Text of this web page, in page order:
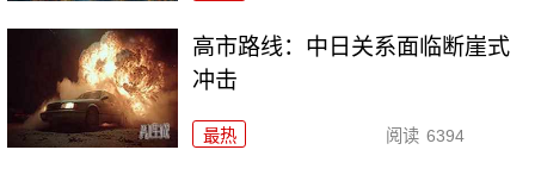
高市路线：中日关系面临断崖式
冲击
最热 阅读 6394